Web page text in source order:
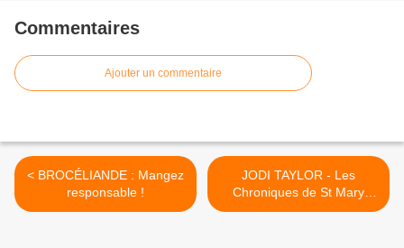
Commentaires
Ajouter un commentaire
< BROCÉLIANDE : Mangez
responsable !
JODI TAYLOR - Les
Chroniques de St Mary
chez HC Éditions ! >